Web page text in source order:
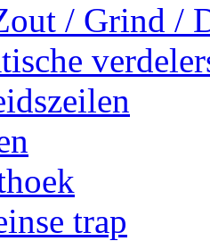
/ Grind /
trap